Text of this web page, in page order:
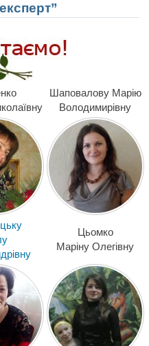
Шаповалову Марію
Володимирівну
Цьомко
Маріну Олегівну